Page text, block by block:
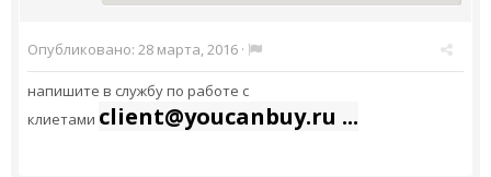
Опубликовано: 28 марта, 2016 ·
напишите в службу по работе с
клиетами client@youcanbuy.ru ...